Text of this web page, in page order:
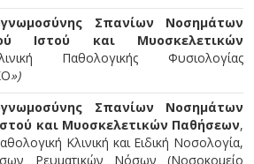
Σπανίων Νοσημάτων
Ιστού και Μυοσκελετικών
Παθολογικής Φυσιολογίας
»)
Σπανίων Νοσημάτων
και Μυοσκελετικών Παθήσεων,
Κλινική και Ειδική Νοσολογία,
Ρευματικών Νόσων (Νοσοκομείο